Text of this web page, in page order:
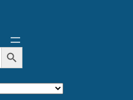
Search Button